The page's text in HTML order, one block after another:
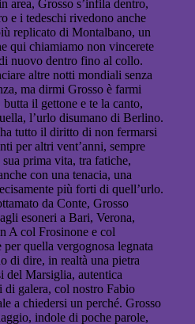
area, Grosso s’infila dentro,
e i tedeschi rivedono anche
replicato di Montalbano, un
qui chiamiamo non vincerete
nuovo dentro fino al collo.
altre notti mondiali senza
ma dirmi Grosso è farmi
il gettone e te la canto,
l’urlo disumano di Berlino.
tutto il diritto di non fermarsi
per altri vent’anni, sempre
prima vita, tra fatiche,
con una tenacia, una
più forti di quell’urlo.
da Conte, Grosso
esoneri a Bari, Verona,
A col Frosinone e col
per quella vergognosa legnata
di dire, in realtà una pietra
del Marsiglia, autentica
galera, col nostro Fabio
a chiedersi un perché. Grosso
indole di poche parole,